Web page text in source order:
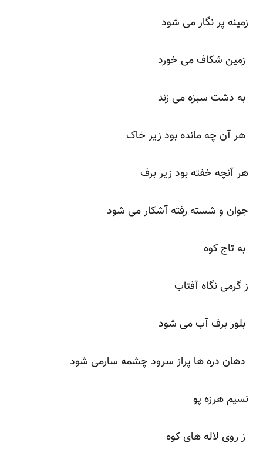
زمینه پر نگار می شود
زمین شکاف می خورد
به دشت سبزه می زند
هر آن چه مانده بود زیر خاک
هر آنچه خفته بود زیر برف
جوان و شسته رفته آشکار می شود
به تاج کوه
ز گرمی نگاه آفتاب
بلور برف آب می شود
دهان دره ها پراز سرود چشمه سارمی شود
نسیم هرزه پو
ز روی لاله های کوه